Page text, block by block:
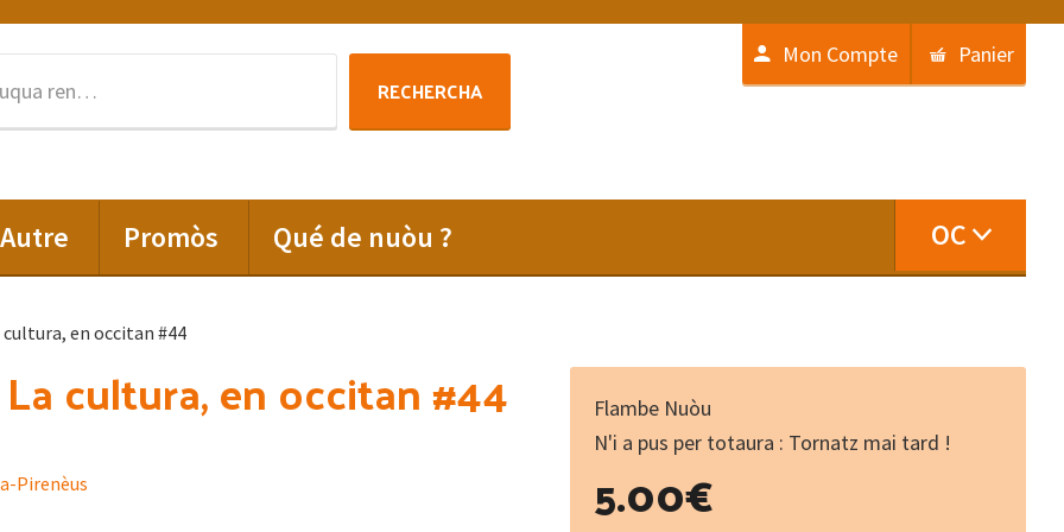
:
RECHERCHA
Mon Compte Panier
Autre Promòs Qué de nuòu ? OC
cultura, en occitan #44
cultura, en occitan #44
Pirenèus
Flambe Nuòu
N'i a pus per totaura : Tornatz mai tard !
5.00€